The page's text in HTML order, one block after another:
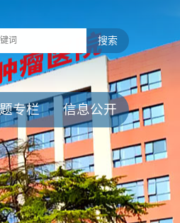
专栏 信息公开